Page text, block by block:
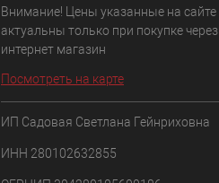
Внимание! Цены указанные на сайте
актуальны только при покупке через
интернет магазин
Посмотреть на карте
ИП Садовая Светлана Гейнриховна
ИНН 280102632855